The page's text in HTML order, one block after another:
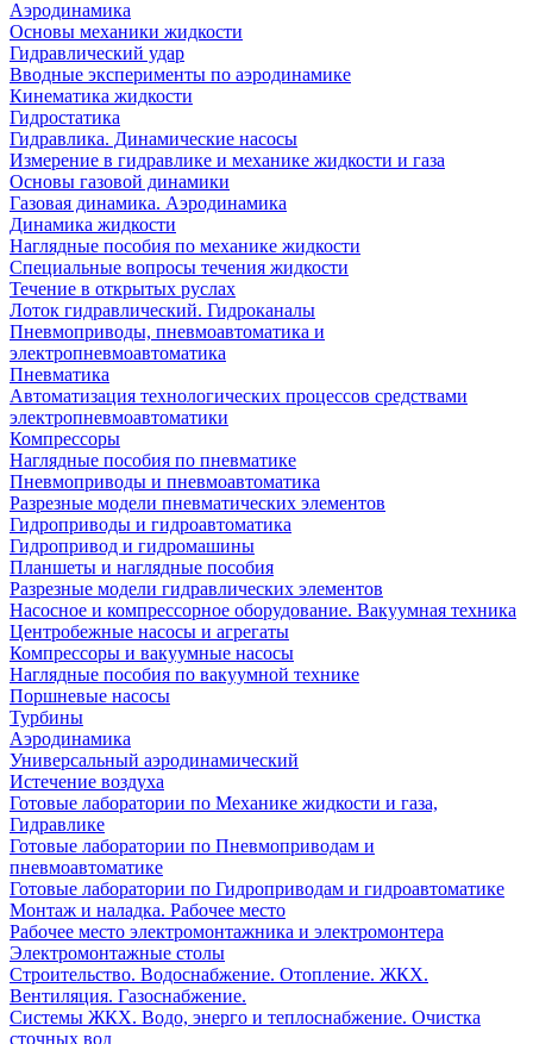
Аэродинамика
Основы механики жидкости
Гидравлический удар
Вводные эксперименты по аэродинамике
Кинематика жидкости
Гидростатика
Гидравлика. Динамические насосы
Измерение в гидравлике и механике жидкости и газа
Основы газовой динамики
Газовая динамика. Аэродинамика
Динамика жидкости
Наглядные пособия по механике жидкости
Специальные вопросы течения жидкости
Течение в открытых руслах
Лоток гидравлический. Гидроканалы
Пневмоприводы, пневмоавтоматика и
электропневмоавтоматика
Пневматика
Автоматизация технологических процессов средствами
электропневмоавтоматики
Компрессоры
Наглядные пособия по пневматике
Пневмоприводы и пневмоавтоматика
Разрезные модели пневматических элементов
Гидроприводы и гидроавтоматика
Гидропривод и гидромашины
Планшеты и наглядные пособия
Разрезные модели гидравлических элементов
Насосное и компрессорное оборудование. Вакуумная техника
Центробежные насосы и агрегаты
Компрессоры и вакуумные насосы
Наглядные пособия по вакуумной технике
Поршневые насосы
Турбины
Аэродинамика
Универсальный аэродинамический
Истечение воздуха
Готовые лаборатории по Механике жидкости и газа,
Гидравлике
Готовые лаборатории по Пневмоприводам и
пневмоавтоматике
Готовые лаборатории по Гидроприводам и гидроавтоматике
Монтаж и наладка. Рабочее место
Рабочее место электромонтажника и электромонтера
Электромонтажные столы
Строительство. Водоснабжение. Отопление. ЖКХ.
Вентиляция. Газоснабжение.
Системы ЖКХ. Водо, энерго и теплоснабжение. Очистка
сточных вод